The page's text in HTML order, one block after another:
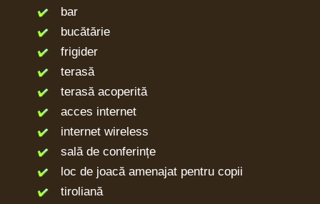
bar
bucătărie
frigider
terasă
terasă acoperită
acces internet
internet wireless
sală de conferințe
loc de joacă amenajat pentru copii
tiroliană